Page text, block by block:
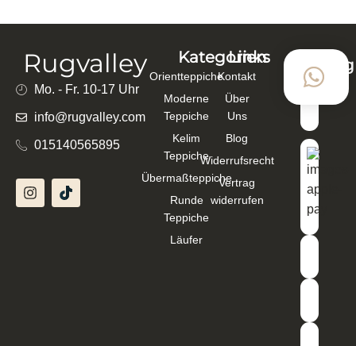
Rugvalley
Mo. - Fr. 10-17 Uhr
info@rugvalley.com
015140565895
Kategorien
Orientteppiche
Moderne
Teppiche
Kelim
Teppiche
Übermaßteppiche
Runde
Teppiche
Läufer
Links
Kontakt
Über
Uns
Blog
Widerrufsrecht
Vertrag
widerrufen
Zahlung
mit